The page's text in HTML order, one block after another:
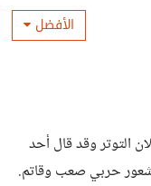
الأفضل
التوتر وقد قال أحد
شعور حربي صعب وقاتم.